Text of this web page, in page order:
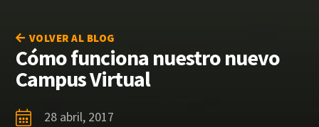
VOLVER AL BLOG
Cómo funciona nuestro nuevo
Campus Virtual
28 abril, 2017